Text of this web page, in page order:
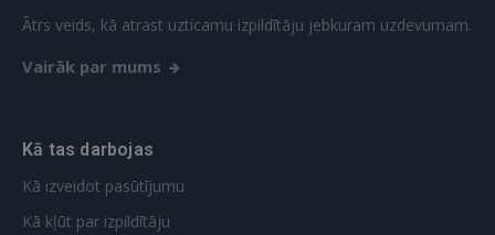
Ātrs veids, kā atrast uzticamu izpildītāju jebkuram uzdevumam.
Vairāk par mums
Kā tas darbojas
Kā izveidot pasūtījumu
Kā kļūt par izpildītāju